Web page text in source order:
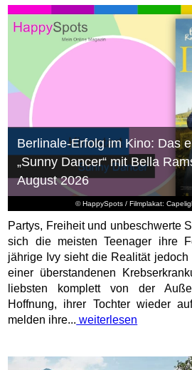
© HappySpots / Filmplakat:
Berlinale-Erfolg im Kino: Das
„Sunny Dancer“ mit Bella
August 2026
Partys, Freiheit und unbeschwerte
sich die meisten Teenager ihre
jährige Ivy sieht die Realität
einer überstandenen
liebsten komplett von der
Hoffnung, ihrer Tochter wieder
melden ihre... weiterlesen